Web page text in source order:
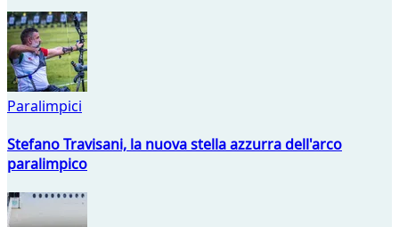
Paralimpici
Stefano Travisani, la nuova stella azzurra dell'arco
paralimpico